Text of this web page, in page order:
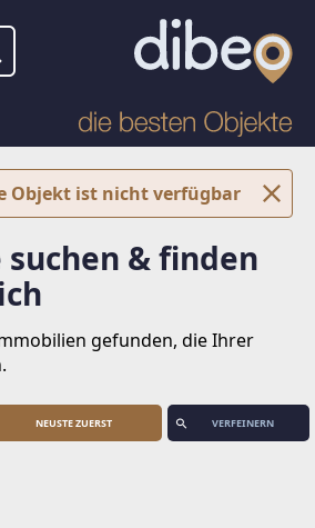
Objekt ist nicht verfügbar
& finden
gefunden, die Ihrer
VERFEINERN